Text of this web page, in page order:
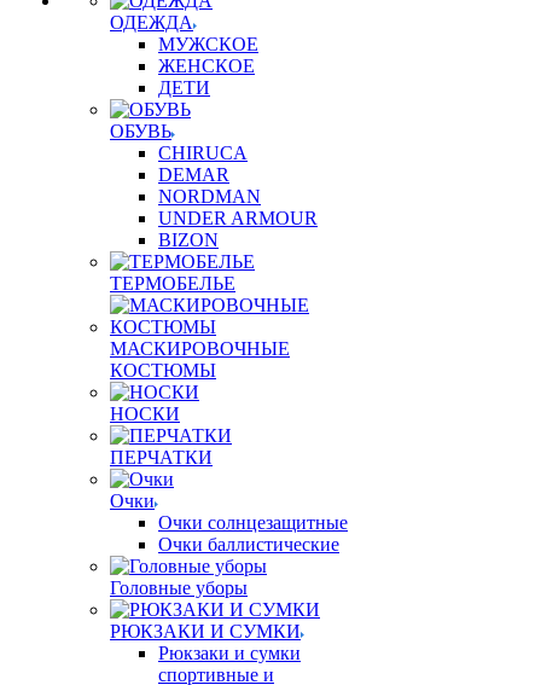
ОДЕЖДА
МУЖСКОЕ
ЖЕНСКОЕ
ДЕТИ
ОБУВЬ
CHIRUCA
DEMAR
NORDMAN
UNDER ARMOUR
BIZON
ТЕРМОБЕЛЬЕ
МАСКИРОВОЧНЫЕ
КОСТЮМЫ
НОСКИ
ПЕРЧАТКИ
Очки
Очки солнцезащитные
Очки баллистические
Головные уборы
РЮКЗАКИ И СУМКИ
Рюкзаки и сумки
спортивные и